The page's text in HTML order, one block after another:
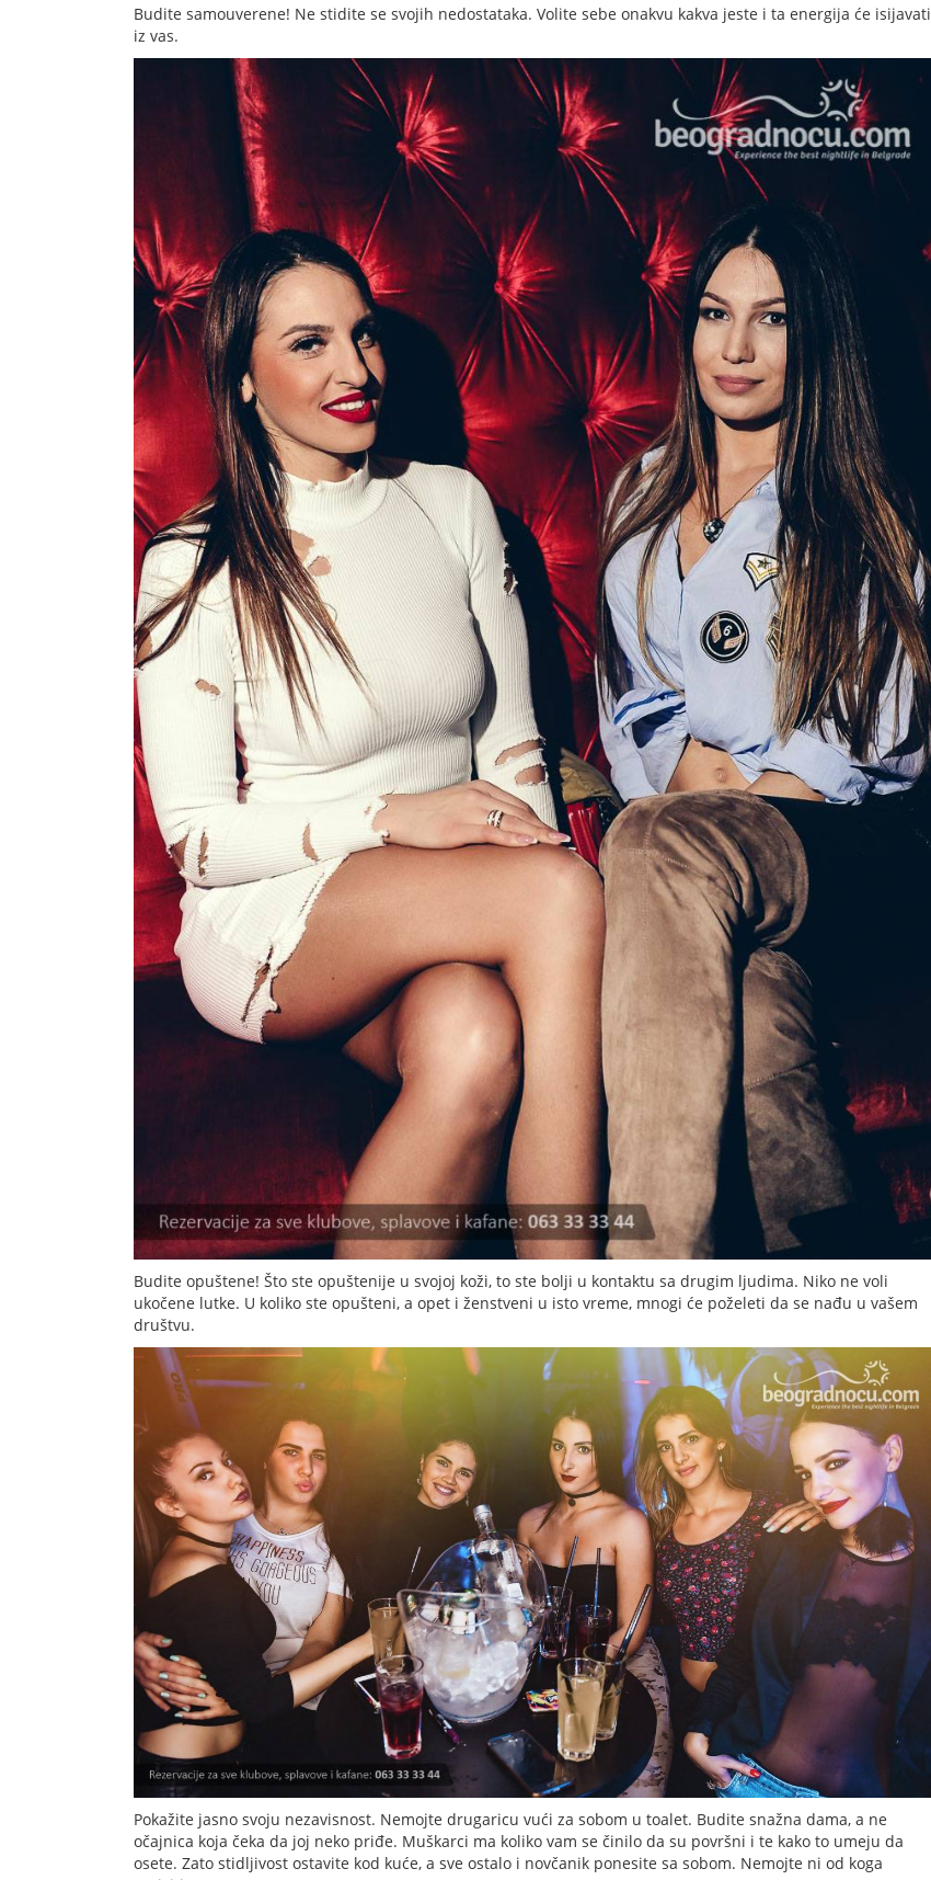
Budite samouverene! Ne stidite se svojih nedostataka. Volite sebe onakvu kakva jeste i ta energija će isijavati
iz vas.
Budite opuštene! Što ste opuštenije u svojoj koži, to ste bolji u kontaktu sa drugim ljudima. Niko ne voli
ukočene lutke. U koliko ste opušteni, a opet i ženstveni u isto vreme, mnogi će poželeti da se nađu u vašem
društvu.
Pokažite jasno svoju nezavisnost. Nemojte drugaricu vući za sobom u toalet. Budite snažna dama, a ne
očajnica koja čeka da joj neko priđe. Muškarci ma koliko vam se činilo da su površni i te kako to umeju da
osete. Zato stidljivost ostavite kod kuće, a sve ostalo i novčanik ponesite sa sobom. Nemojte ni od koga